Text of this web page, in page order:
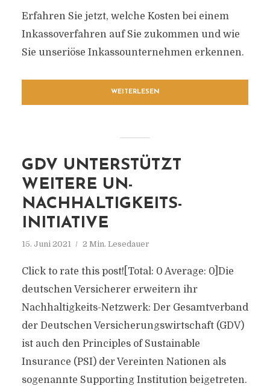
Erfahren Sie jetzt, welche Kosten bei einem
Inkassoverfahren auf Sie zukommen und wie
Sie unseriöse Inkassounternehmen erkennen.
WEITERLESEN
GDV UNTERSTÜTZT
WEITERE UN-
NACHHALTIGKEITS-
INITIATIVE
15. Juni 2021 2 Min. Lesedauer
Click to rate this post![Total: 0 Average: 0]Die
deutschen Versicherer erweitern ihr
Nachhaltigkeits-Netzwerk: Der Gesamtverband
der Deutschen Versicherungswirtschaft (GDV)
ist auch den Principles of Sustainable
Insurance (PSI) der Vereinten Nationen als
sogenannte Supporting Institution beigetreten.